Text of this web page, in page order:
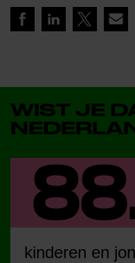
WIST JE
kinderen en